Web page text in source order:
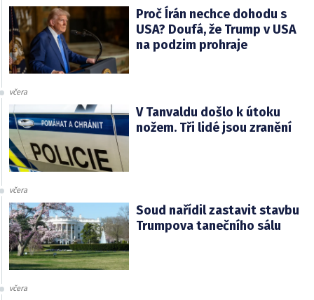
Proč Írán nechce dohodu s
USA? Doufá, že Trump v USA
na podzim prohraje
včera
V Tanvaldu došlo k útoku
nožem. Tři lidé jsou zranění
včera
Soud nařídil zastavit stavbu
Trumpova tanečního sálu
včera